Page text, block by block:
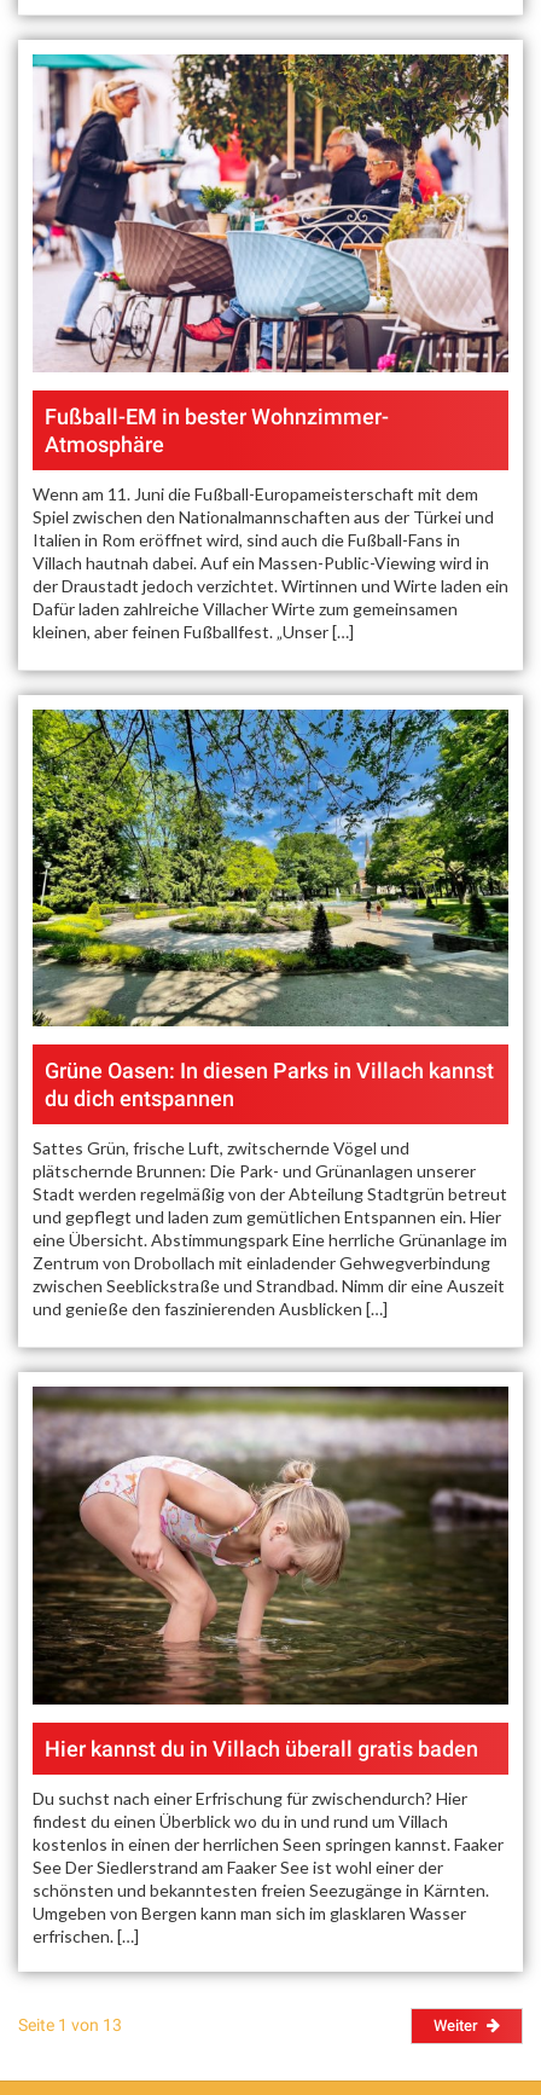
Fußball-EM in bester Wohnzimmer-
Atmosphäre
Wenn am 11. Juni die Fußball-Europameisterschaft mit dem
Spiel zwischen den Nationalmannschaften aus der Türkei und
Italien in Rom eröffnet wird, sind auch die Fußball-Fans in
Villach hautnah dabei. Auf ein Massen-Public-Viewing wird in
der Draustadt jedoch verzichtet. Wirtinnen und Wirte laden ein
Dafür laden zahlreiche Villacher Wirte zum gemeinsamen
kleinen, aber feinen Fußballfest. „Unser […]
Grüne Oasen: In diesen Parks in Villach kannst
du dich entspannen
Sattes Grün, frische Luft, zwitschernde Vögel und
plätschernde Brunnen: Die Park- und Grünanlagen unserer
Stadt werden regelmäßig von der Abteilung Stadtgrün betreut
und gepflegt und laden zum gemütlichen Entspannen ein. Hier
eine Übersicht. Abstimmungspark Eine herrliche Grünanlage im
Zentrum von Drobollach mit einladender Gehwegverbindung
zwischen Seeblickstraße und Strandbad. Nimm dir eine Auszeit
und genieße den faszinierenden Ausblicken […]
Hier kannst du in Villach überall gratis baden
Du suchst nach einer Erfrischung für zwischendurch? Hier
findest du einen Überblick wo du in und rund um Villach
kostenlos in einen der herrlichen Seen springen kannst. Faaker
See Der Siedlerstrand am Faaker See ist wohl einer der
schönsten und bekanntesten freien Seezugänge in Kärnten.
Umgeben von Bergen kann man sich im glasklaren Wasser
erfrischen. […]
Seite 1 von 13 Weiter